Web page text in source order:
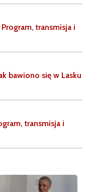
transmisja i
bawiono się w Lasku
transmisja i